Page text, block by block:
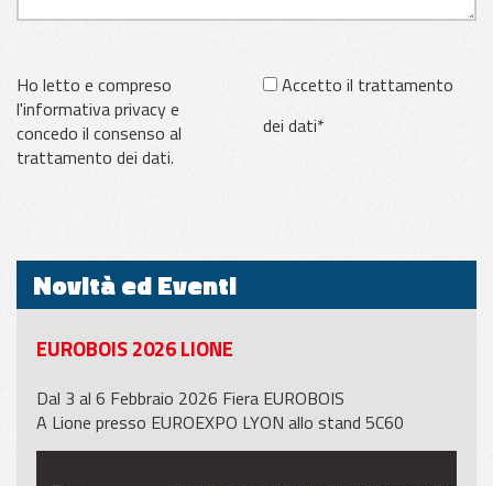
Ho letto e compreso
l'informativa privacy e
concedo il consenso al
trattamento dei dati.
Accetto il trattamento
dei dati*
Novità ed Eventi
EUROBOIS 2026 LIONE
Dal 3 al 6 Febbraio 2026 Fiera EUROBOIS
A Lione presso EUROEXPO LYON allo stand 5C60